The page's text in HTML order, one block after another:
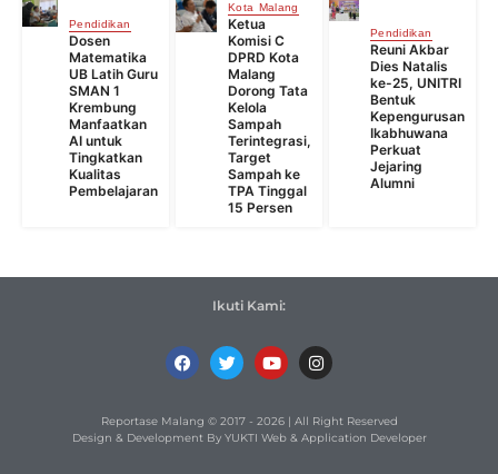
Pendidikan
Dosen
Matematika
UB Latih Guru
SMAN 1
Krembung
Manfaatkan
AI untuk
Tingkatkan
Kualitas
Pembelajaran
Kota Malang
Ketua
Komisi C
DPRD Kota
Malang
Dorong Tata
Kelola
Sampah
Terintegrasi,
Target
Sampah ke
TPA Tinggal
15 Persen
Pendidikan
Reuni Akbar
Dies Natalis
ke-25, UNITRI
Bentuk
Kepengurusan
Ikabhuwana
Perkuat
Jejaring
Alumni
Ikuti Kami:
Reportase Malang © 2017 - 2026 | All Right Reserved
Design & Development By YUKTI Web & Application Developer